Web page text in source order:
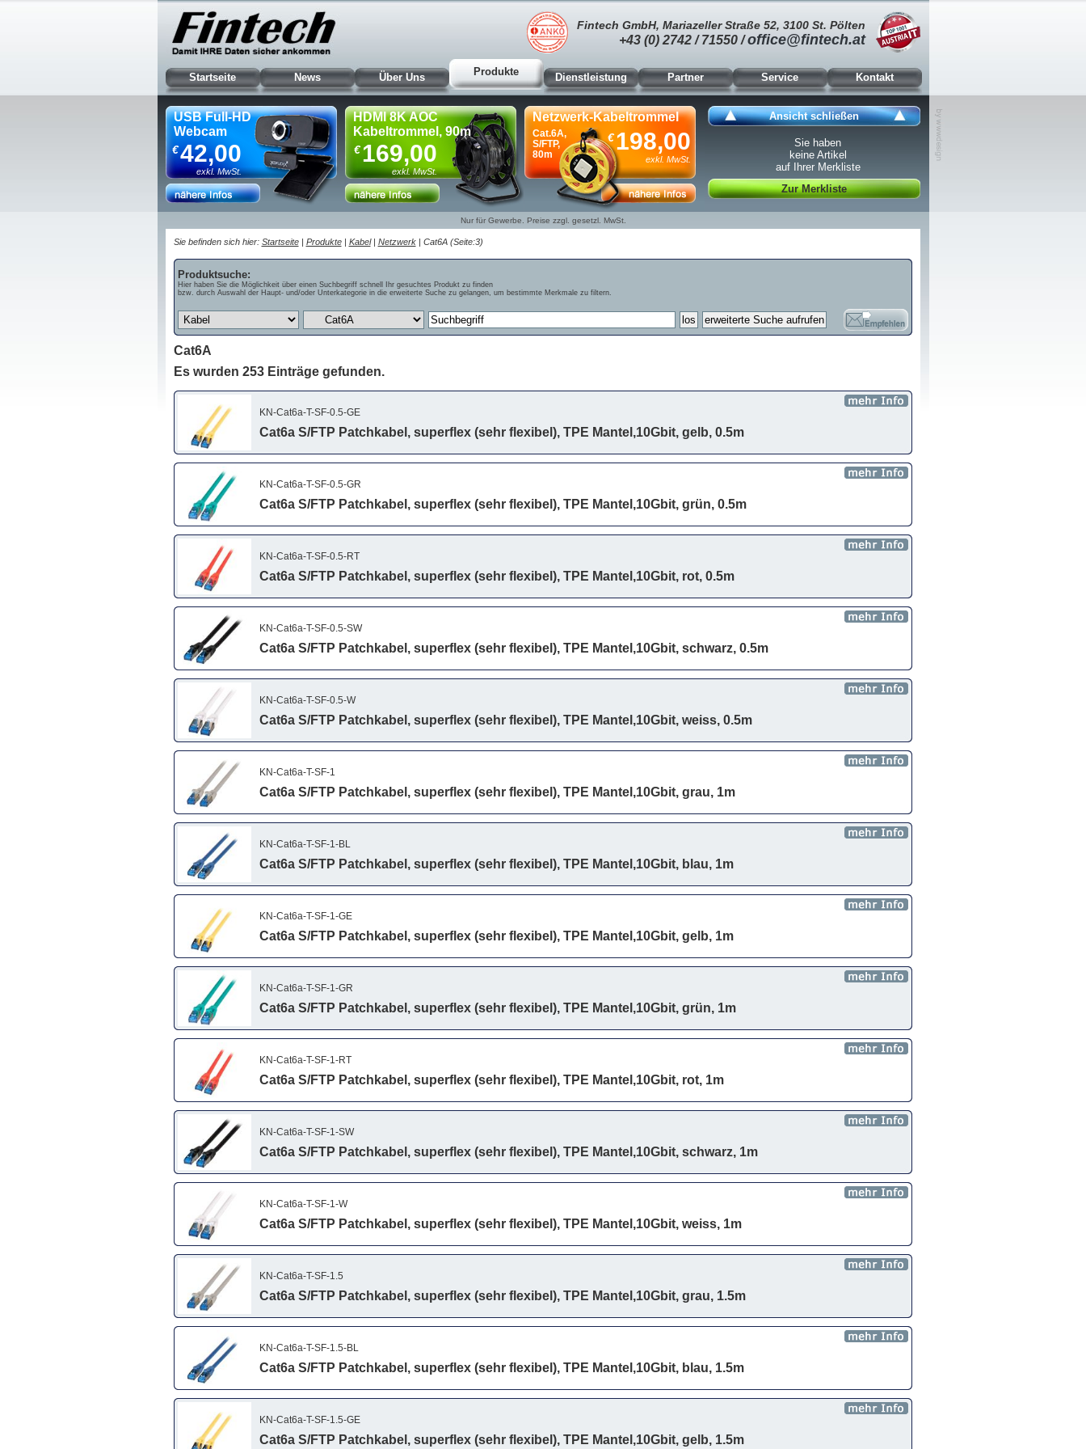
Fintech GmbH, Mariazeller Straße 52, 3100 St. Pölten
+43 (0) 2742 / 71550 /office@fintech.at
Startseite News Über Uns Produkte Dienstleistung Partner Service Kontakt
USB Full-HD
Webcam
42,00
€
exkl. MwSt.
HDMI 8K AOC
Kabeltrommel, 90m
169,00
€
exkl. MwSt.
Netzwerk-Kabeltrommel
Cat.6A,
S/FTP,
80m
198,00
€
exkl. MwSt.
Ansicht schließen
Sie haben
keine Artikel
auf Ihrer Merkliste
Zur Merkliste
Nur für Gewerbe. Preise zzgl. gesetzl. MwSt.
Sie befinden sich hier: Startseite| Produkte| Kabel| Netzwerk| Cat6A (Seite:3)
Produktsuche:
Hier haben Sie die Möglichkeit über einen Suchbegriff schnell Ihr gesuchtes Produkt zu finden
bzw. durch Auswahl der Haupt- und/oder Unterkategorie in die erweiterte Suche zu gelangen, um bestimmte Merkmale zu filtern.
Cat6A
Es wurden 253 Einträge gefunden.
KN-Cat6a-T-SF-0.5-GE
Cat6a S/FTP Patchkabel, superflex (sehr flexibel), TPE Mantel,10Gbit, gelb, 0.5m
KN-Cat6a-T-SF-0.5-GR
Cat6a S/FTP Patchkabel, superflex (sehr flexibel), TPE Mantel,10Gbit, grün, 0.5m
KN-Cat6a-T-SF-0.5-RT
Cat6a S/FTP Patchkabel, superflex (sehr flexibel), TPE Mantel,10Gbit, rot, 0.5m
KN-Cat6a-T-SF-0.5-SW
Cat6a S/FTP Patchkabel, superflex (sehr flexibel), TPE Mantel,10Gbit, schwarz, 0.5m
KN-Cat6a-T-SF-0.5-W
Cat6a S/FTP Patchkabel, superflex (sehr flexibel), TPE Mantel,10Gbit, weiss, 0.5m
KN-Cat6a-T-SF-1
Cat6a S/FTP Patchkabel, superflex (sehr flexibel), TPE Mantel,10Gbit, grau, 1m
KN-Cat6a-T-SF-1-BL
Cat6a S/FTP Patchkabel, superflex (sehr flexibel), TPE Mantel,10Gbit, blau, 1m
KN-Cat6a-T-SF-1-GE
Cat6a S/FTP Patchkabel, superflex (sehr flexibel), TPE Mantel,10Gbit, gelb, 1m
KN-Cat6a-T-SF-1-GR
Cat6a S/FTP Patchkabel, superflex (sehr flexibel), TPE Mantel,10Gbit, grün, 1m
KN-Cat6a-T-SF-1-RT
Cat6a S/FTP Patchkabel, superflex (sehr flexibel), TPE Mantel,10Gbit, rot, 1m
KN-Cat6a-T-SF-1-SW
Cat6a S/FTP Patchkabel, superflex (sehr flexibel), TPE Mantel,10Gbit, schwarz, 1m
KN-Cat6a-T-SF-1-W
Cat6a S/FTP Patchkabel, superflex (sehr flexibel), TPE Mantel,10Gbit, weiss, 1m
KN-Cat6a-T-SF-1.5
Cat6a S/FTP Patchkabel, superflex (sehr flexibel), TPE Mantel,10Gbit, grau, 1.5m
KN-Cat6a-T-SF-1.5-BL
Cat6a S/FTP Patchkabel, superflex (sehr flexibel), TPE Mantel,10Gbit, blau, 1.5m
KN-Cat6a-T-SF-1.5-GE
Cat6a S/FTP Patchkabel, superflex (sehr flexibel), TPE Mantel,10Gbit, gelb, 1.5m